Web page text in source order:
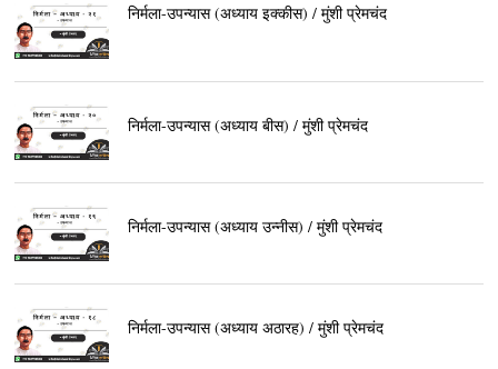
निर्मला-उपन्यास (अध्याय इक्कीस) / मुंशी प्रेमचंद
निर्मला-उपन्यास (अध्याय बीस) / मुंशी प्रेमचंद
निर्मला-उपन्यास (अध्याय उन्नीस) / मुंशी प्रेमचंद
निर्मला-उपन्यास (अध्याय अठारह) / मुंशी प्रेमचंद